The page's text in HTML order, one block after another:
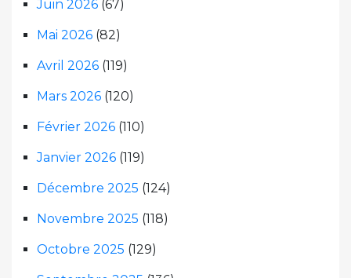
Juin 2026 (67)
Mai 2026 (82)
Avril 2026 (119)
Mars 2026 (120)
Février 2026 (110)
Janvier 2026 (119)
Décembre 2025 (124)
Novembre 2025 (118)
Octobre 2025 (129)